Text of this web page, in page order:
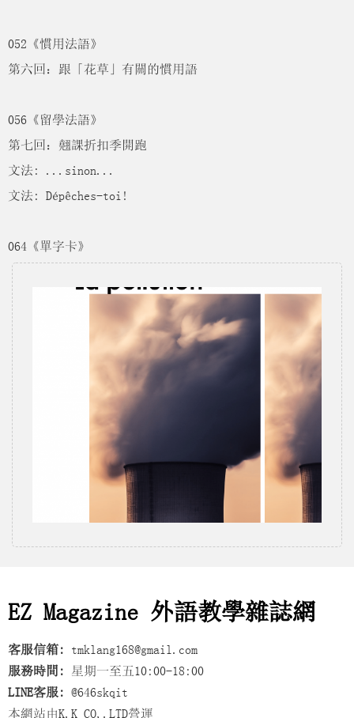
052《慣用法語》
第六回：跟「花草」有關的慣用語
056《留學法語》
第七回：翹課折扣季開跑
文法: ...sinon...
文法: Dépêches-toi!
064《單字卡》
EZ Magazine 外語教學雜誌網
客服信箱: tmklang168@gmail.com
服務時間: 星期一至五10:00-18:00
LINE客服: @646skqit
本網站由K.K CO,.LTD營運